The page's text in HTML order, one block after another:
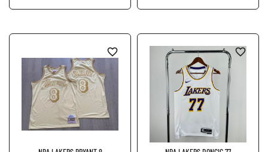
favorite_border favorite_border